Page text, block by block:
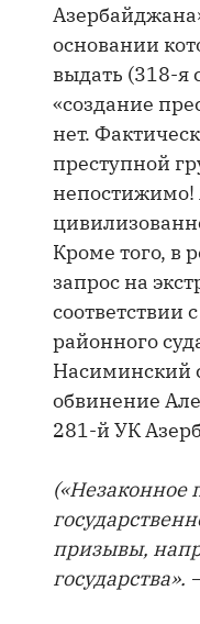
основании
выдать (318-я
«создание
нет.
преступной
непостижимо!
Кроме того, в
запрос на
районного
Насиминский
обвинение
281-й УК
(«Незаконное
призывы,
государства».